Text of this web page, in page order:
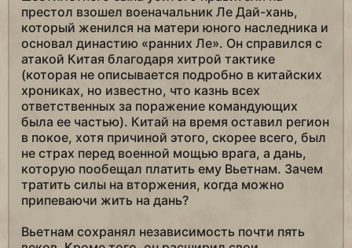
престол взошел военачальник Ле Дай-хань,
который женился на матери юного наследника и
основал династию «ранних Ле». Он справился с
атакой Китая благодаря хитрой тактике
(которая не описывается подробно в китайских
хрониках, но известно, что казнь всех
ответственных за поражение командующих
была ее частью). Китай на время оставил регион
в покое, хотя причиной этого, скорее всего, был
не страх перед военной мощью врага, а дань,
которую пообещал платить ему Вьетнам. Зачем
тратить силы на вторжения, когда можно
припеваючи жить на дань?
Вьетнам сохранял независимость почти пять